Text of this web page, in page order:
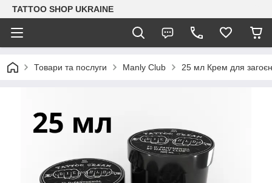
TATTOO SHOP UKRAINE
Товари та послуги Manly Club 25 мл Крем для